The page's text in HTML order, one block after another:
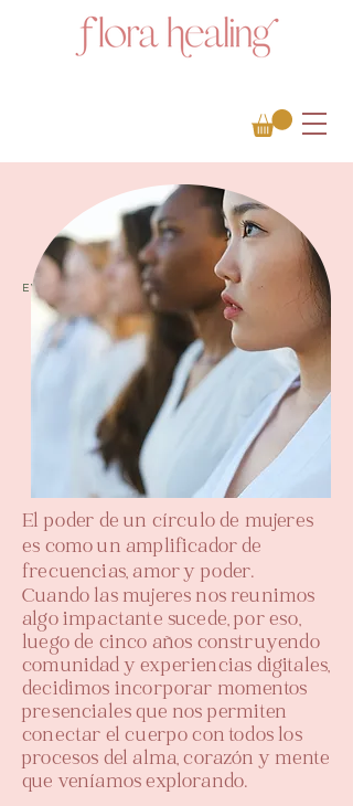
EVENTOS PRESENCIALES
El poder de un círculo de mujeres
es como un amplificador de
frecuencias, amor y poder.
Cuando las mujeres nos reunimos
algo impactante sucede, por eso,
luego de cinco años construyendo
comunidad y experiencias digitales,
decidimos incorporar momentos
presenciales que nos permiten
conectar el cuerpo con todos los
procesos del alma, corazón y mente
que veníamos explorando.